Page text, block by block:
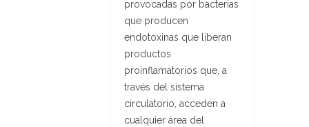
provocadas por bacterias
que producen
endotoxinas que liberan
productos
proinflamatorios que, a
través del sistema
circulatorio, acceden a
cualquier área del